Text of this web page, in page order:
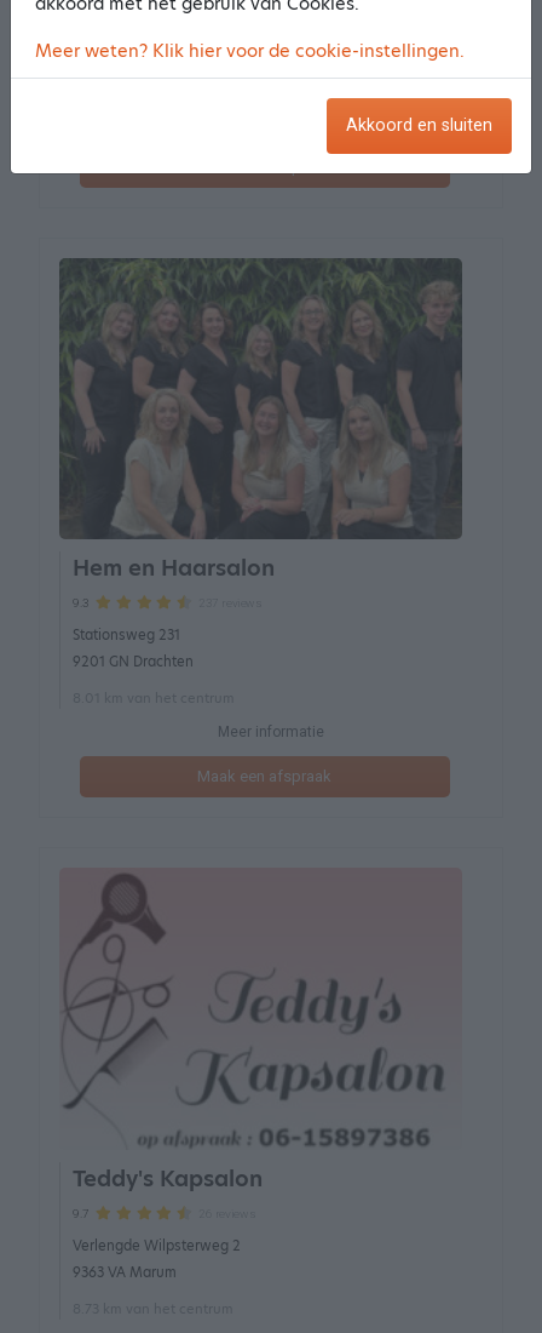
9207 BL Drachten
Hem en Haarsalon
9.3
Stationsweg 231
9201 GN Drachten
Meer informatie
Maak een afspraak
Teddy's Kapsalon
9.7
Verlengde Wilpsterweg 2
9363 VA Marum
Meer weten? Klik hier voor de cookie-instellingen.
Akkoord en sluiten